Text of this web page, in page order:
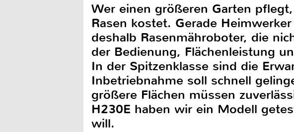
Wer einen größeren Garten
Rasen kostet. Gerade
deshalb Rasenmähroboter, die
der Bedienung, Flächenleistung
In der Spitzenklasse sind die
Inbetriebnahme soll schnell
größere Flächen müssen
H230E haben wir ein Modell
will.